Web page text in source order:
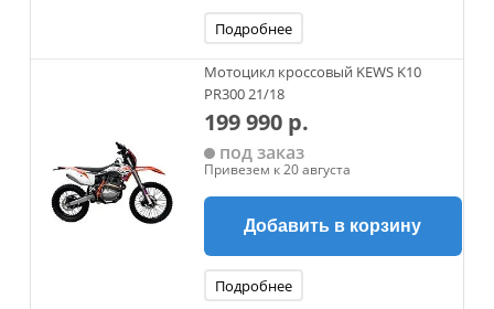
Подробнее
Мотоцикл кроссовый KEWS K10
PR300 21/18
199 990 р.
под заказ
Привезем к 20 августа
Добавить в корзину
Подробнее